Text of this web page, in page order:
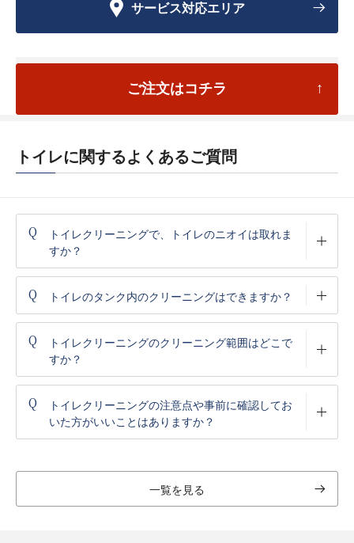
サービス対応エリア
ご注文はコチラ
トイレに関するよくあるご質問
Q
トイレクリーニングで、トイレのニオイは取れま
すか？
Q トイレのタンク内のクリーニングはできますか？
Q
トイレクリーニングのクリーニング範囲はどこで
すか？
Q
トイレクリーニングの注意点や事前に確認してお
いた方がいいことはありますか？
一覧を見る